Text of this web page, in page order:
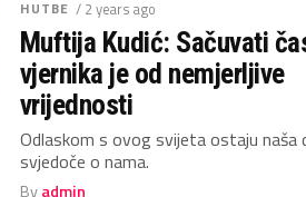
HUTBE / 2 years ago
Muftija Kudić: Sačuvati
vjernika je od nemjerljive
vrijednosti
Odlaskom s ovog svijeta ostaju naša
svjedoče o nama.
Byadmin